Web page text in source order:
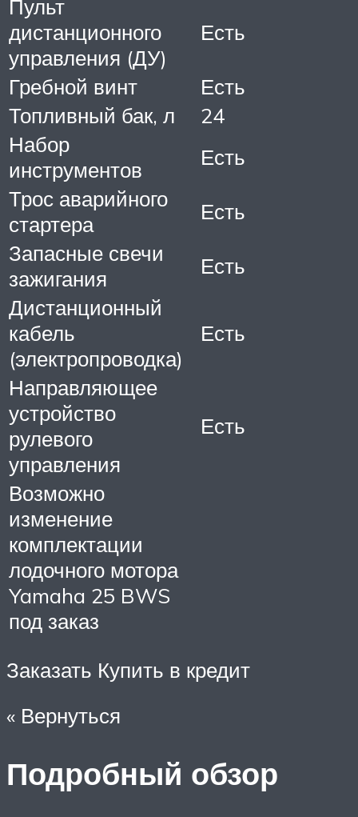
Пульт
дистанционного
управления (ДУ)
Есть
Гребной винт
Есть
Топливный бак, л
24
Набор
инструментов
Есть
Трос аварийного
стартера
Есть
Запасные свечи
зажигания
Есть
Дистанционный
кабель
(электропроводка)
Есть
Направляющее
устройство
рулевого
управления
Есть
Возможно
изменение
комплектации
лодочного мотора
Yamaha 25 BWS
под заказ
Заказать Купить в кредит
« Вернуться
Подробный обзор